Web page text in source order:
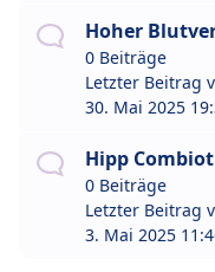
Hoher
0 Beiträge
Letzter Beitrag
30. Mai 2025
Hipp
0 Beiträge
Letzter Beitrag
3. Mai 2025